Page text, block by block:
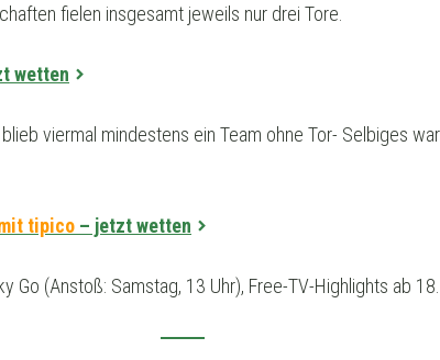
fielen insgesamt jeweils nur drei Tore.
wetten
viermal mindestens ein Team ohne Tor- Selbiges
tipico – jetzt wetten
Go (Anstoß: Samstag, 13 Uhr), Free-TV-Highlights ab